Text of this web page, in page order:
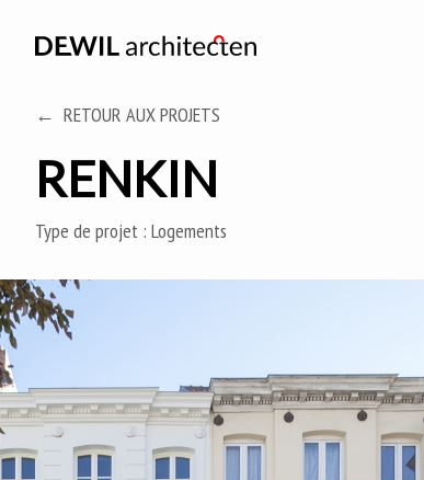
RETOUR AUX PROJETS
RENKIN
Type de projet : Logements